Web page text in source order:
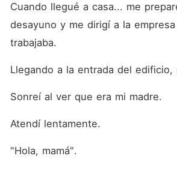
Cuando llegué a casa... me
desayuno y me dirigí a la
trabajaba.
Llegando a la entrada del edificio,
Sonreí al ver que era mi madre.
Atendí lentamente.
"Hola, mamá".